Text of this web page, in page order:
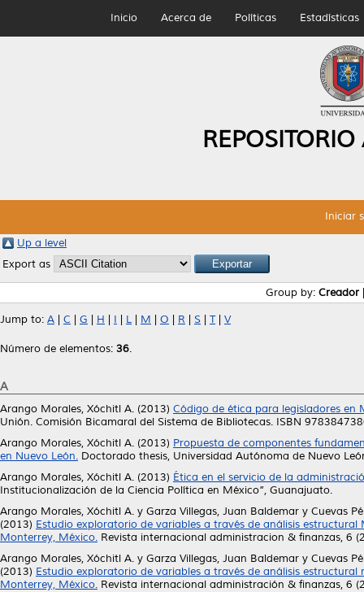
Inicio Acerca de Políticas Estadísticas
Iniciar
Up a level
Export as
Group by: Creador
Jump to: A C G H I L M O R S T| V
Número de elementos: 36.
A
Arango Morales, Xóchitl A. (2013) Código de ética para legisladores en
Unión. Comisión Bicamaral del Sistema de Bibliotecas. ISBN
Arango Morales, Xóchitl A. (2013) Propuesta de componentes
en Nuevo León. Doctorado thesis, Universidad Autónoma de Nuevo
Arango Morales, Xóchitl A. (2013) Ética en el servicio de la
Institucionalización de la Ciencia Política en México”, Guanajuato.
Arango Morales, Xóchitl A. y Garza Villegas, Juan Baldemar y Cuevas
(2013) Estudio exploratorio de variables a través de análisis
Monterrey, México. Revista internacional administracion & finanzas, 6
Arango Morales, Xóchitl A. y Garza Villegas, Juan Baldemar y Cuevas
(2013) Estudio exploratorio de variables a través de análisis
Monterrey, México. Revista internacional administración & finanzas, 6